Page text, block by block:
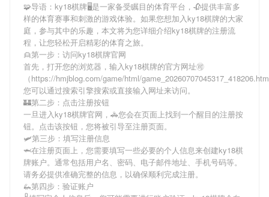
🧩导语： ky18棋牌🖥是一家备受瞩目的体育平台，🥀提供丰富多
样的体育赛事和刺激的游戏体验。如果您想加入ky18棋牌的大家
庭，参与其中的乐趣，本文将为您详细介绍ky18棋牌的注册流
程，让您轻松开启精彩的体育之旅。
👱第一步：访问ky18棋牌官网
首先，打开您的浏览器，输入ky18棋牌的官方网址🉑
（https://hmjblog.com/game/html/
您可以通过搜索引擎搜索或直接输入网址来访问。
🏰第二步：点击注册按钮
一旦进入ky18棋牌官网，🚓您会在页面上找到一个醒目的注册按
钮。点击该按钮，您将被引导至注册页面。
🛩第三步：填写注册信息
🦈在注册页面上，您需要填写一些必要的个人信息来创建ky18棋
牌账户。通常包括用户名、密码、电子邮件地址、手机号码等。
请务必提供准确完整的信息，以确保顺利完成注册。
🦗第四步：验证账户